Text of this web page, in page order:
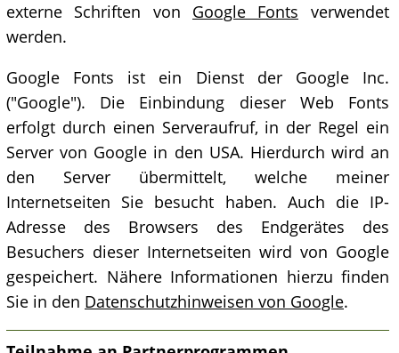
externe Schriften von Google Fonts verwendet
werden.
Google Fonts ist ein Dienst der Google Inc.
("Google"). Die Einbindung dieser Web Fonts
erfolgt durch einen Serveraufruf, in der Regel ein
Server von Google in den USA. Hierdurch wird an
den Server übermittelt, welche meiner
Internetseiten Sie besucht haben. Auch die IP-
Adresse des Browsers des Endgerätes des
Besuchers dieser Internetseiten wird von Google
gespeichert. Nähere Informationen hierzu finden
Sie in den Datenschutzhinweisen von Google.